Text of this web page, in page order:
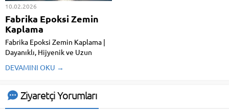
10.02.2026
Fabrika Epoksi Zemin
Kaplama
Fabrika Epoksi Zemin Kaplama |
Dayanıklı, Hijyenik ve Uzun
Çözümleri Fabrika epoksi zemin
dayanıklı, tozumayan, kolay
temizlenen ve uzun ömürlü
DEVAMINI OKU →
Ziyaretçi Yorumları